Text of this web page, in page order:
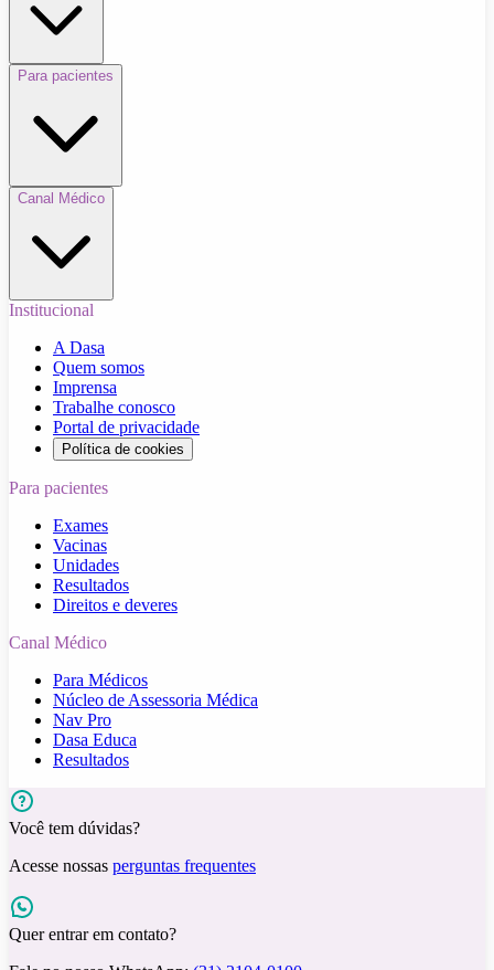
Para pacientes
Canal Médico
Institucional
A Dasa
Quem somos
Imprensa
Trabalhe conosco
Portal de privacidade
Política de cookies
Para pacientes
Exames
Vacinas
Unidades
Resultados
Direitos e deveres
Canal Médico
Para Médicos
Núcleo de Assessoria Médica
Nav Pro
Dasa Educa
Resultados
Você tem dúvidas?
Acesse nossas perguntas frequentes
Quer entrar em contato?